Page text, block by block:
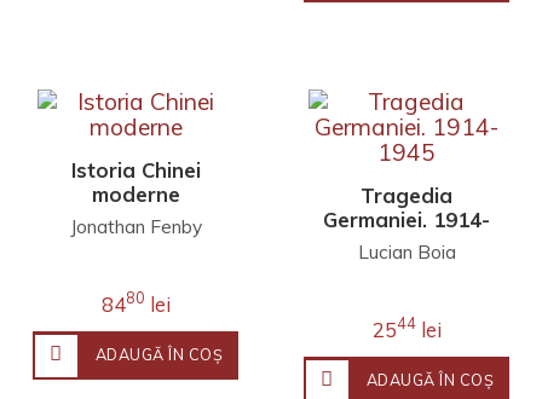
Istoria Chinei
moderne
Jonathan Fenby
8480 lei
ADAUGĂ ÎN COŞ
Tragedia
Germaniei. 1914-
1945
Lucian Boia
2544lei
ADAUGĂ ÎN COŞ